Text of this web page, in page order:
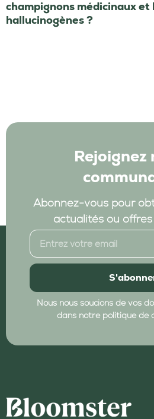
champignons médicinaux et
hallucinogènes ?
Rejoignez
Abonnez-vous pour
actualités ou offres
Nous nous soucions de vos
dans notre politique de